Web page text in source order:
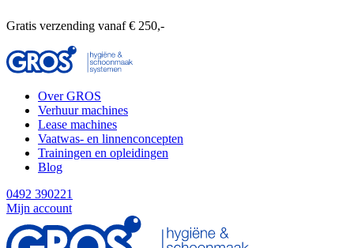
Gratis verzending vanaf € 250,-
Over GROS
Verhuur machines
Lease machines
Vaatwas- en linnenconcepten
Trainingen en opleidingen
Blog
0492 390221
Mijn account